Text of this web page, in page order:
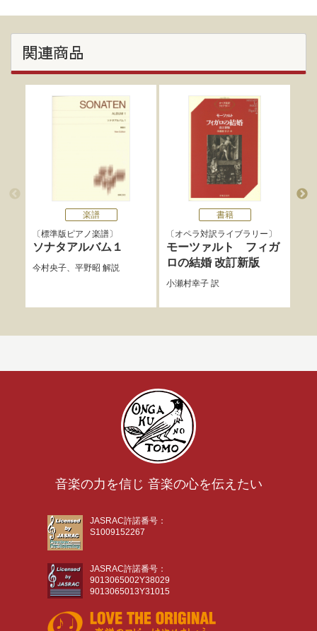
関連商品
楽譜
標準版ピアノ楽譜
ソナタアルバム１
今村央子、 平野昭 解説
書籍
オペラ対訳ライブラリー
モーツァルト フィガ
ロの結婚 改訂新版
小瀬村幸子訳
音楽の力を信じ 音楽の心を伝えたい
JASRAC許諾番号：
S1009152267
JASRAC許諾番号：
9013065002Y38029
9013065013Y31015